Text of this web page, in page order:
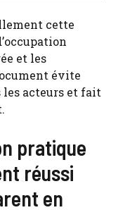
cette
et les
évite
acteurs et fait
pratique
réussi
en